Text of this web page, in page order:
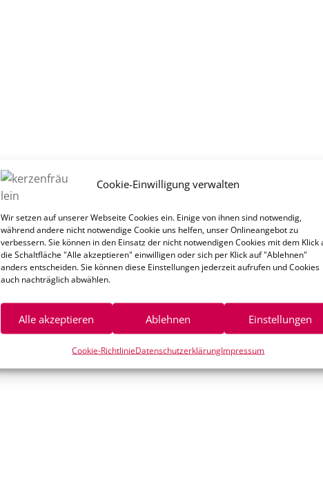
Cookie-Einwilligung verwalten
Wir setzen auf unserer Webseite Cookies ein. Einige von ihnen sind notwendig,
während andere nicht notwendige Cookie uns helfen, unser Onlineangebot zu
verbessern. Sie können in den Einsatz der nicht notwendigen Cookies mit dem Klick
die Schaltfläche "Alle akzeptieren" einwilligen oder sich per Klick auf "Ablehnen"
anders entscheiden. Sie können diese Einstellungen jederzeit aufrufen und Cookies
auch nachträglich abwählen.
Alle akzeptieren Ablehnen Einstellungen
Cookie-RichtlinieDatenschutzerklärungImpressum